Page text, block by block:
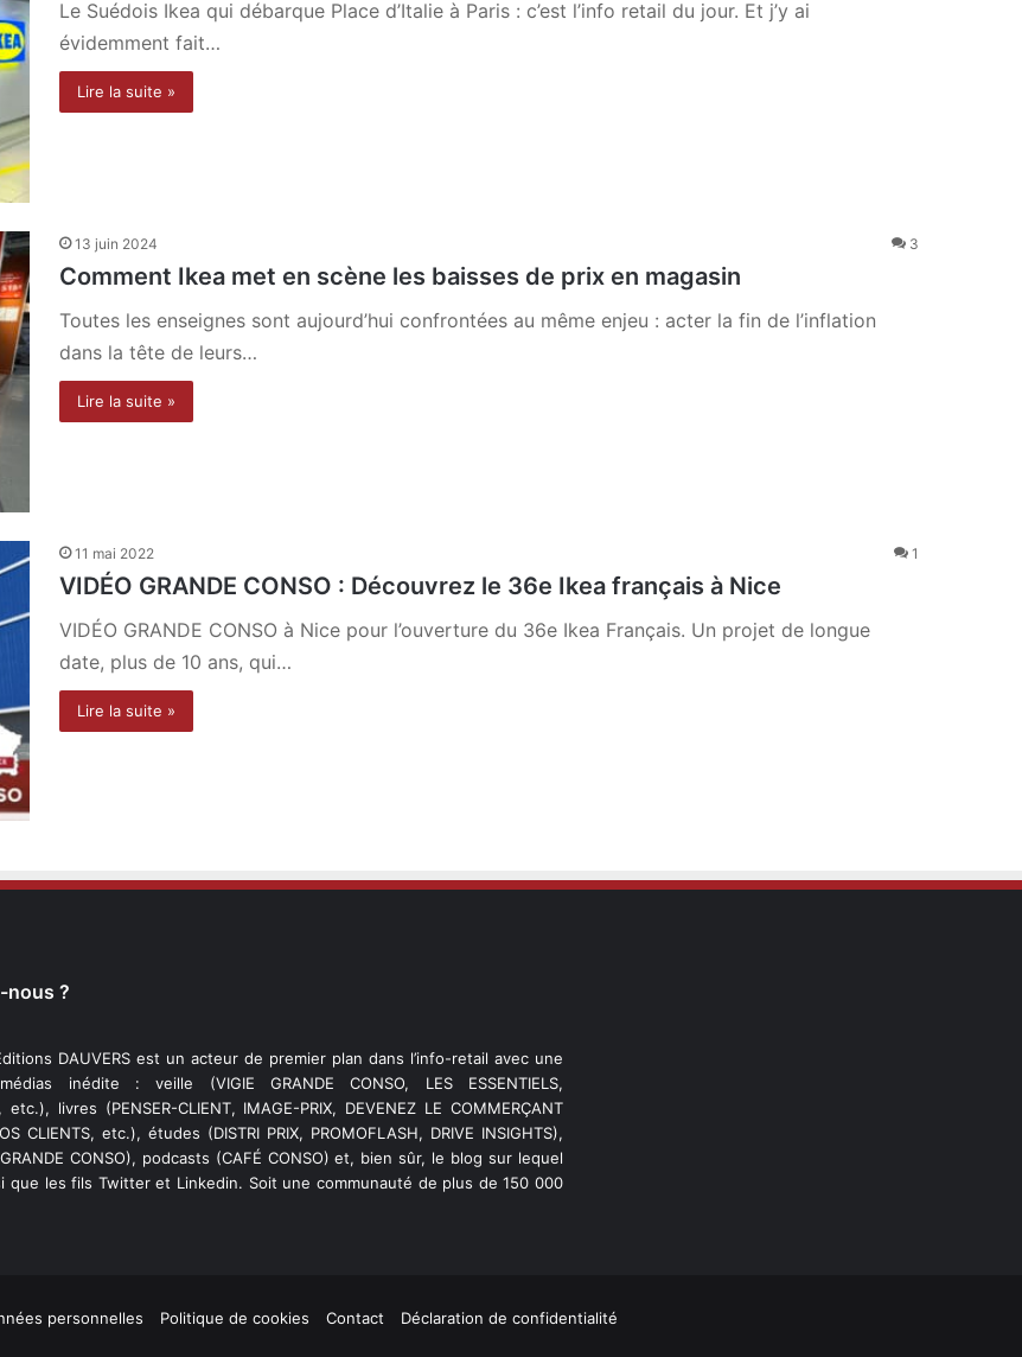
Le Suédois Ikea qui débarque Place d’Italie à Paris : c’est l’info retail du jour. Et j’y ai
évidemment fait…
Lire la suite »
13 juin 2024 3
Comment Ikea met en scène les baisses de prix en magasin
Toutes les enseignes sont aujourd’hui confrontées au même enjeu : acter la fin de l’inflation
dans la tête de leurs…
Lire la suite »
11 mai 2022 1
VIDÉO GRANDE CONSO : Découvrez le 36e Ikea français à Nice
VIDÉO GRANDE CONSO à Nice pour l’ouverture du 36e Ikea Français. Un projet de longue
date, plus de 10 ans, qui…
Lire la suite »
nous ?
DAUVERS est un acteur de premier plan dans l’info-retail avec une
inédite : veille (VIGIE GRANDE CONSO, LES ESSENTIELS,
etc.), livres (PENSER-CLIENT, IMAGE-PRIX, DEVENEZ LE COMMERÇANT
CLIENTS, etc.), études (DISTRI PRIX, PROMOFLASH, DRIVE INSIGHTS),
CONSO), podcasts (CAFÉ CONSO) et, bien sûr, le blog sur lequel
que les fils Twitter et Linkedin. Soit une communauté de plus de 150 000
personnelles Politique de cookies Contact Déclaration de confidentialité